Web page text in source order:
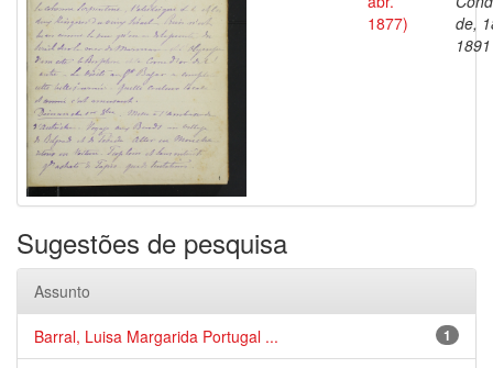
1877)
de,
1891
Sugestões de pesquisa
Assunto
1
Barral, Luisa Margarida Portugal ...